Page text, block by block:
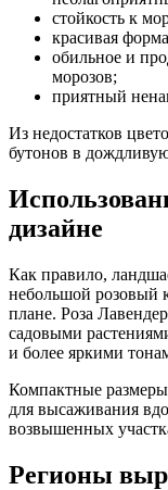
стойкость к
красивая
обильное и
морозов;
приятный
Из недостатков
бутонов в
дизайне
Как правило,
небольшой розовый
плане. Роза
садовыми
и более яркими
Компактные размеры
для высаживания
возвышенных
Регионы